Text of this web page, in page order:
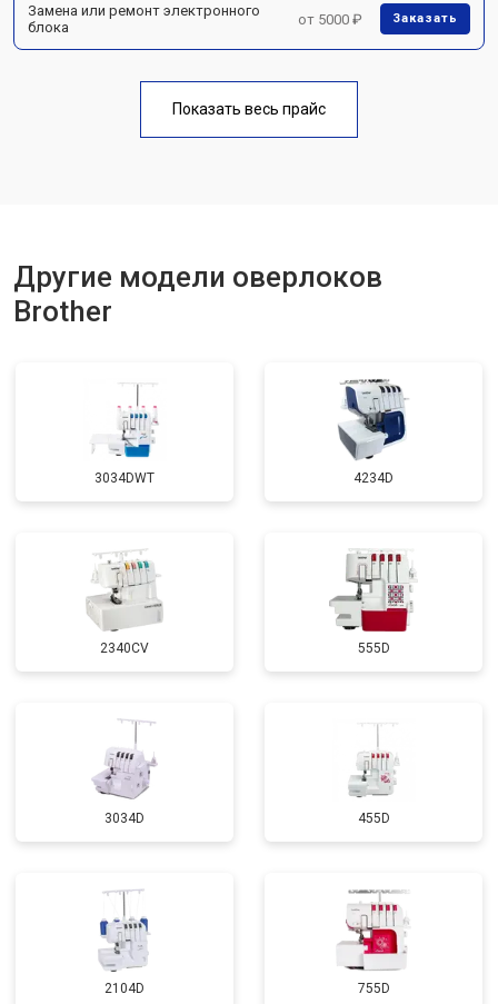
Замена или ремонт электронного
блока
от 5000 ₽ Заказать
Показать весь прайс
Другие модели оверлоков
Brother
3034DWT 4234D
2340CV 555D
3034D 455D
2104D 755D